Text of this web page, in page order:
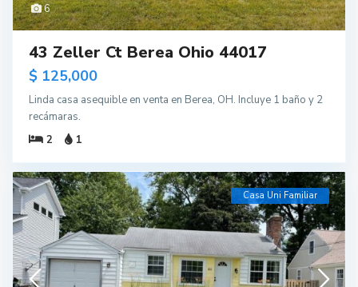
6
43 Zeller Ct Berea Ohio 44017
$ 125,000
Linda casa asequible en venta en Berea, OH. Incluye 1 baño y 2
recámaras.
2
1
Casa Uni Familiar